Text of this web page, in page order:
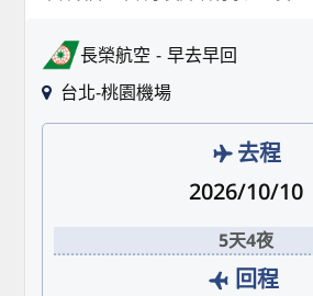
長榮航空
早去早回
台北-桃園機場
去程
2026/10/10
5天4夜
回程